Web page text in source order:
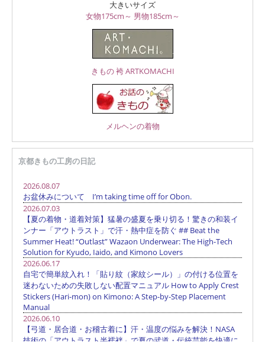
大きいサイズ
女物175cm～ 男物185cm～
きもの 袴 ARTKOMACHI
メルヘンの着物
京都きもの工房の日記